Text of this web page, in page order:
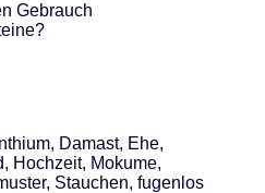
Gebrauch
, Damast, Ehe,
, Hochzeit, Mokume,
, Stauchen, fugenlos